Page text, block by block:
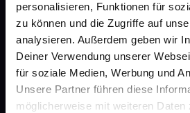
personalisieren, Funktionen für
zu können und die Zugriffe auf
analysieren. Außerdem geben wir
Deiner Verwendung unserer
für soziale Medien, Werbung und
Unsere Partner führen diese
möglicherweise mit weiteren Daten
gesund.de
Über uns
Karriere
Newsletter